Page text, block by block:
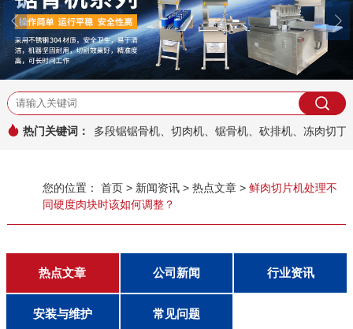
新闻资讯
热点文章
公司新闻
行业资讯
安装与维护
常见问题
联系探花在线观看
热门关键词： 多段锯锯骨机、切肉机、锯骨机、砍排机、冻肉切
您的位置： 首页> 新闻资讯> 热点文章> 鲜肉切片机处理不
同硬度肉块时该如何调整？
热点文章 公司新闻 行业资讯
安装与维护 常见问题